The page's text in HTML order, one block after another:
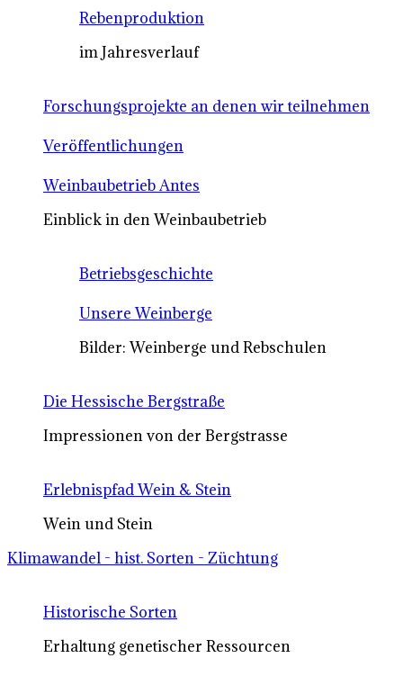
Rebenproduktion
im Jahresverlauf
Forschungsprojekte an denen wir teilnehmen
Veröffentlichungen
Weinbaubetrieb Antes
Einblick in den Weinbaubetrieb
Betriebsgeschichte
Unsere Weinberge
Bilder: Weinberge und Rebschulen
Die Hessische Bergstraße
Impressionen von der Bergstrasse
Erlebnispfad Wein & Stein
Wein und Stein
Klimawandel - hist. Sorten - Züchtung
Historische Sorten
Erhaltung genetischer Ressourcen